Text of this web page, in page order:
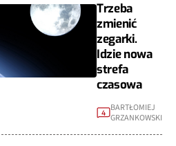
Trzeba
zmienić
zegarki.
Idzie nowa
strefa
czasowa
4
BARTŁOMIEJ
GRZANKOWSKI